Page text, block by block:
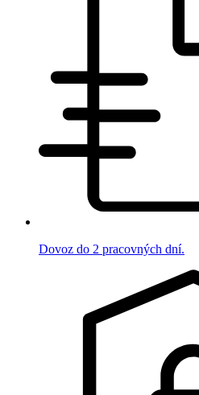
Dovoz do 2 pracovných dní.